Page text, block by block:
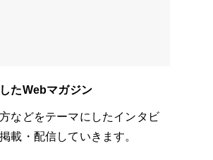
たWebマガジン
などをテーマにしたインタビ
載・配信していきます。